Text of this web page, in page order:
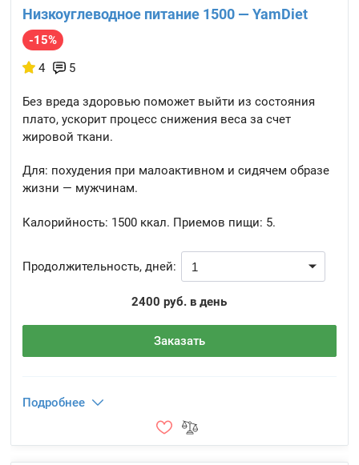
Низкоуглеводное питание 1500 — YamDiet
-15%
4
5
Без вреда здоровью поможет выйти из состояния
плато, ускорит процесс снижения веса за счет
жировой ткани.
Для: похудения при малоактивном и сидячем образе
жизни — мужчинам.
Калорийность: 1500 ккал. Приемов пищи: 5.
Продолжительность, дней:
2400 руб. в день
Заказать
Подробнее